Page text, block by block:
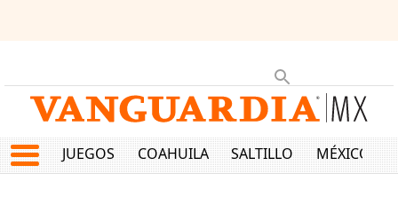
JUEGOS COAHUILA SALTILLO MÉXICO